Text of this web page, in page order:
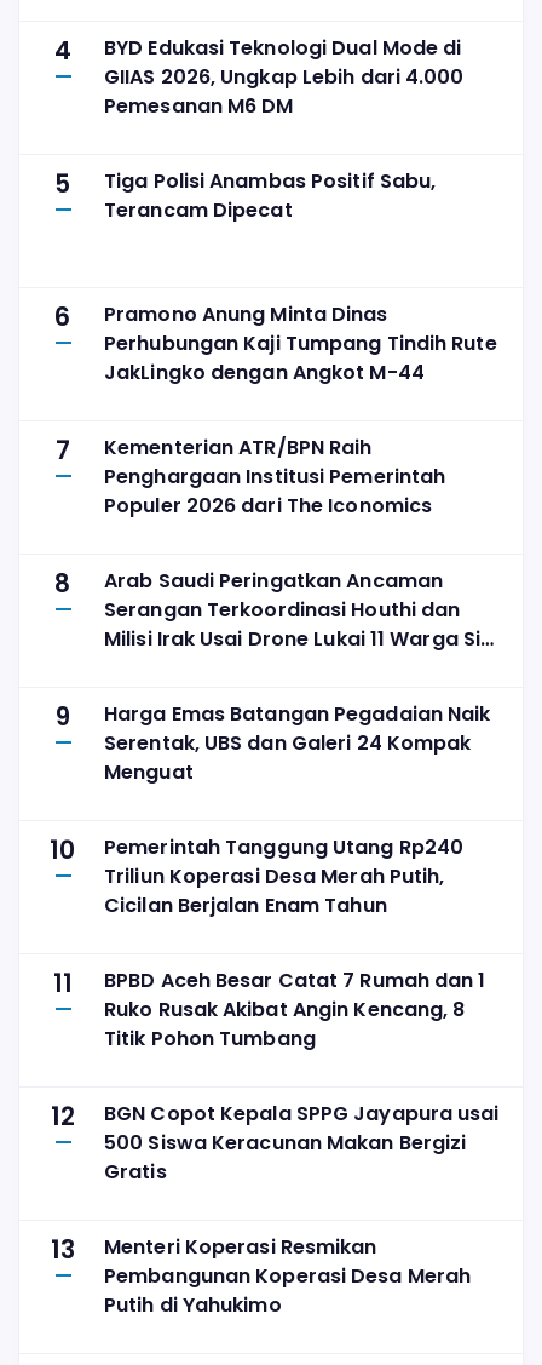
4
BYD Edukasi Teknologi Dual Mode di
GIIAS 2026, Ungkap Lebih dari 4.000
Pemesanan M6 DM
5
Tiga Polisi Anambas Positif Sabu,
Terancam Dipecat
6
Pramono Anung Minta Dinas
Perhubungan Kaji Tumpang Tindih Rute
JakLingko dengan Angkot M-44
7
Kementerian ATR/BPN Raih
Penghargaan Institusi Pemerintah
Populer 2026 dari The Iconomics
8
Arab Saudi Peringatkan Ancaman
Serangan Terkoordinasi Houthi dan
Milisi Irak Usai Drone Lukai 11 Warga Sipil
9
Harga Emas Batangan Pegadaian Naik
Serentak, UBS dan Galeri 24 Kompak
Menguat
10
Pemerintah Tanggung Utang Rp240
Triliun Koperasi Desa Merah Putih,
Cicilan Berjalan Enam Tahun
11
BPBD Aceh Besar Catat 7 Rumah dan 1
Ruko Rusak Akibat Angin Kencang, 8
Titik Pohon Tumbang
12
BGN Copot Kepala SPPG Jayapura usai
500 Siswa Keracunan Makan Bergizi
Gratis
13
Menteri Koperasi Resmikan
Pembangunan Koperasi Desa Merah
Putih di Yahukimo